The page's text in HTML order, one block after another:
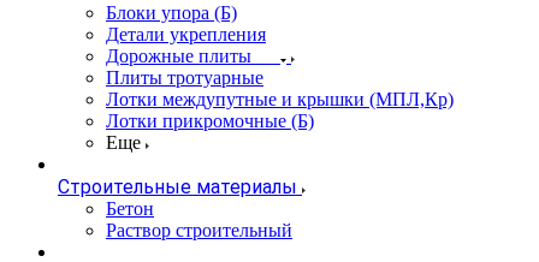
Блоки упора (Б)
Детали укрепления
Дорожные плиты
Плиты тротуарные
Лотки междупутные и крышки (МПЛ,Кр)
Лотки прикромочные (Б)
Еще
Строительные материалы
Бетон
Раствор строительный